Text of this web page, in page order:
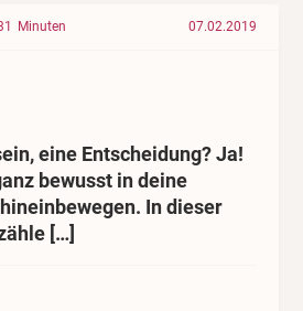
Minuten 07.02.2019
eine Entscheidung? Ja!
bewusst in deine
In dieser
[…]